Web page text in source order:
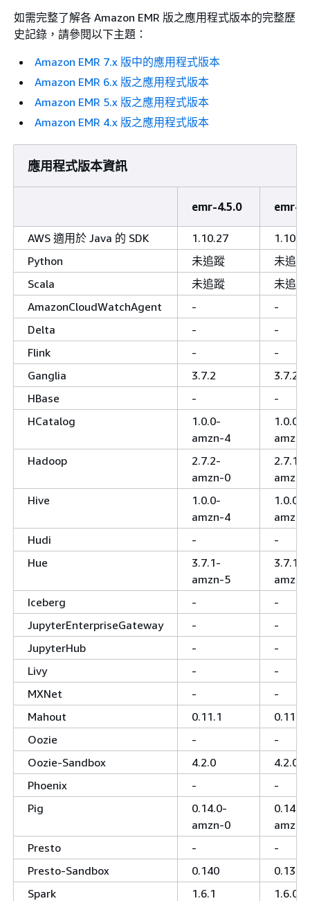
如需完整了解各 Amazon EMR 版之應用程式版本的完整歷
史記錄，請參閱以下主題：
Amazon EMR 7.x 版中的應用程式版本
Amazon EMR 6.x 版之應用程式版本
Amazon EMR 5.x 版之應用程式版本
Amazon EMR 4.x 版之應用程式版本
應用程式版本資訊
emr-4.5.0 emr-
AWS 適用於 Java 的 SDK 1.10.27
1.10.27
Python
未追蹤
未追蹤
Scala
未追蹤
未追蹤
AmazonCloudWatchAgent
-
-
Delta
-
-
Flink
-
-
Ganglia
3.7.2
3.7.2
HBase
-
-
HCatalog
1.0.0-
amzn-4
1.0.0-
amzn-
Hadoop
2.7.2-
amzn-0
2.7.1-
amzn-
Hive
1.0.0-
amzn-4
1.0.0-
amzn-
Hudi
-
-
Hue
3.7.1-
amzn-5
3.7.1-
amzn-
Iceberg
-
-
JupyterEnterpriseGateway
-
-
JupyterHub
-
-
Livy
-
-
MXNet
-
-
Mahout
0.11.1
0.11.1
Oozie
-
-
Oozie-Sandbox
4.2.0
4.2.0
Phoenix
-
-
Pig
0.14.0-
amzn-0
0.14.0-
amzn-
Presto
-
-
Presto-Sandbox
0.140
0.136
Spark
1.6.1
1.6.0